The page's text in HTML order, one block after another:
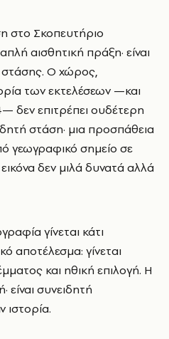
στο Σκοπευτήριο
αισθητική πράξη· είναι
στάσης. Ο χώρος,
των εκτελέσεων —και
δεν επιτρέπει ουδέτερη
στάση· μια προσπάθεια
γεωγραφικό σημείο σε
δεν μιλά δυνατά αλλά
γίνεται κάτι
αποτέλεσμα: γίνεται
και ηθική επιλογή. Η
είναι συνειδητή
ιστορία.